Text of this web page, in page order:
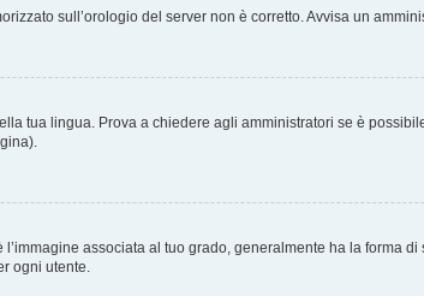
sull’orologio del server non è corretto. Avvisa un
tua lingua. Prova a chiedere agli amministratori se è
associata al tuo grado, generalmente ha la forma
ogni utente.